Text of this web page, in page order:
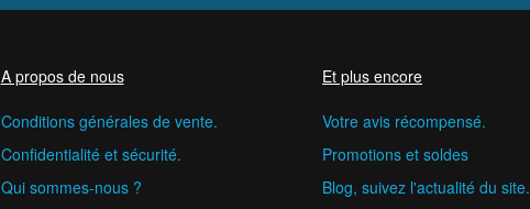
A propos de nous
Conditions générales de vente.
Confidentialité et sécurité.
Qui sommes-nous ?
Et plus encore
Votre avis récompensé.
Promotions et soldes
Blog, suivez l'actualité du site.